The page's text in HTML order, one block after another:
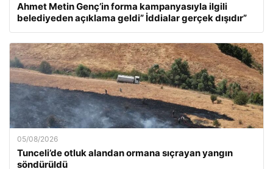
Ahmet Metin Genç’in forma kampanyasıyla ilgili
belediyeden açıklama geldi” İddialar gerçek dışıdır”
05/08/2026
Tunceli’de otluk alandan ormana sıçrayan yangın
söndürüldü